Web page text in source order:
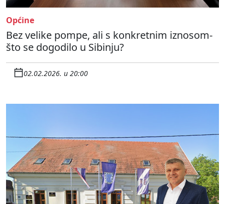
Općine
Bez velike pompe, ali s konkretnim iznosom-
što se dogodilo u Sibinju?
02.02.2026. u 20:00